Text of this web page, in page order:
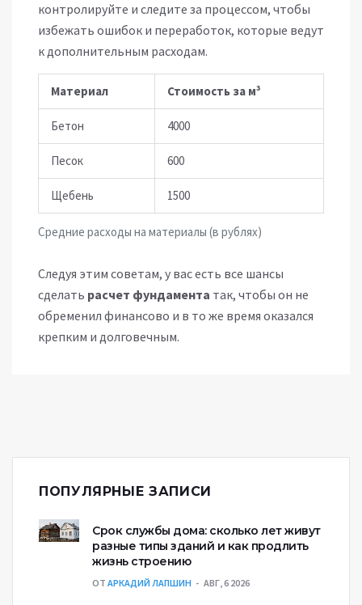
контролируйте и следите за процессом, чтобы
избежать ошибок и переработок, которые ведут
к дополнительным расходам.
Средние расходы на материалы (в рублях)
Материал Стоимость за м³
Бетон 4000
Песок 600
Щебень 1500
Следуя этим советам, у вас есть все шансы
сделать расчет фундамента так, чтобы он не
обременил финансово и в то же время оказался
крепким и долговечным.
ПОПУЛЯРНЫЕ ЗАПИСИ
Срок службы дома: сколько лет живут
разные типы зданий и как продлить
жизнь строению
ОТ АРКАДИЙ ЛАПШИН АВГ, 6 2026